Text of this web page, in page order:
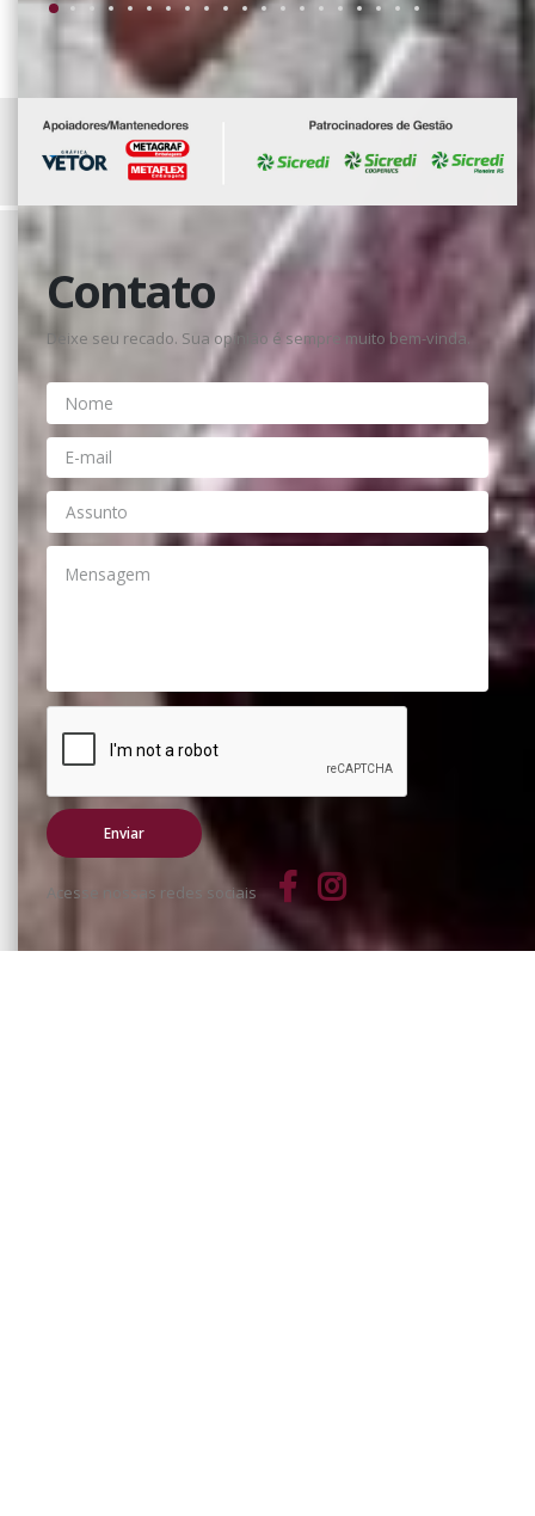
Contato
Deixe seu recado. Sua opinião é sempre muito bem-vinda.
Acesse nossas redes sociais